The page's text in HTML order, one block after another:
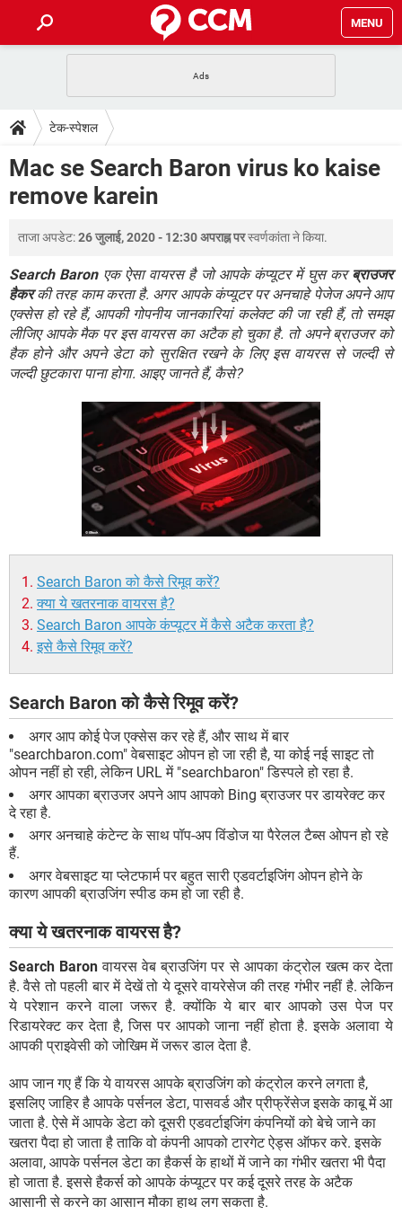
MENU
फोन पर अकाउंट बैलेंस चेक
WhatsApp Hack हो गया? Lucky Patcher यूज करें
टेक-स्पेशल
2020 के फ्री एंटीवायरस
बेस्ट फ्री ऑनलाइन गेम्स
डाउनलोड
Vidmate
FORUM
TikTok Account Freeze हो गया JioPhone में TikTok डाउनलोड
SBI बैंक अकाउंट नंबर पता करें
केबल और कनेक्टर्स कंप्यूटर बस
सीरियल और पैरलल पोर्ट
टेक-स्पेशल
Mac se Search Baron virus ko kaise
remove karein
ताजा अपडेट:26 जुलाई, 2020 - 12:30 अपराह्न परस्वर्णकांताने किया.
Search Baronएक ऐसा वायरस है जो आपके कंप्यूटर में घुस करब्राउजर
हैकरकी तरह काम करता है. अगर आपके कंप्यूटर पर अनचाहे पेजेज अपने आप
एक्सेस हो रहे हैं, आपकी गोपनीय जानकारियां कलेक्ट की जा रही हैं, तो समझ
लीजिए आपके मैक पर इस वायरस का अटैक हो चुका है. तो अपने ब्राउजर को
हैक होने और अपने डेटा को सुरक्षित रखने के लिए इस वायरस से जल्दी से
जल्दी छुटकारा पाना होगा. आइए जानते हैं, कैसे?
Search Baron को कैसे रिमूव करें?
क्या ये खतरनाक वायरस है?
Search Baron आपके कंप्यूटर में कैसे अटैक करता है?
इसे कैसे रिमूव करें?
Search Baron को कैसे रिमूव करें?
अगर आप कोई पेज एक्सेस कर रहे हैं, और साथ में बार
"searchbaron.com" वेबसाइट ओपन हो जा रही है, या कोई नई साइट तो
ओपन नहीं हो रही, लेकिन URL में "searchbaron" डिस्पले हो रहा है.
अगर आपका ब्राउजर अपने आप आपको Bing ब्राउजर पर डायरेक्ट कर
दे रहा है.
अगर अनचाहे कंटेन्ट के साथ पॉप-अप विंडोज या पैरेलल टैब्स ओपन हो रहे
हैं.
अगर वेबसाइट या प्लेटफार्म पर बहुत सारी एडवर्टाइजिंग ओपन होने के
कारण आपकी ब्राउजिंग स्पीड कम हो जा रही है.
क्या ये खतरनाक वायरस है?
Search Baron वायरस वेब ब्राउजिंग पर से आपका कंट्रोल खत्म कर देता
है. वैसे तो पहली बार में देखें तो ये दूसरे वायरेसेज की तरह गंभीर नहीं है. लेकिन
ये परेशान करने वाला जरूर है. क्योंकि ये बार बार आपको उस पेज पर
रिडायरेक्ट कर देता है, जिस पर आपको जाना नहीं होता है. इसके अलावा ये
आपकी प्राइवेसी को जोखिम में जरूर डाल देता है.
आप जान गए हैं कि ये वायरस आपके ब्राउजिंग को कंट्रोल करने लगता है,
इसलिए जाहिर है आपके पर्सनल डेटा, पासवर्ड और प्रीफ्रेंसेज इसके काबू में आ
जाता है. ऐसे में आपके डेटा को दूसरी एडवर्टाइजिंग कंपनियों को बेचे जाने का
खतरा पैदा हो जाता है ताकि वो कंपनी आपको टारगेट ऐड्स ऑफर करे. इसके
अलावा, आपके पर्सनल डेटा का हैकर्स के हाथों में जाने का गंभीर खतरा भी पैदा
हो जाता है. इससे हैकर्स को आपके कंप्यूटर पर कई दूसरे तरह के अटैक
आसानी से करने का आसान मौका हाथ लग सकता है.